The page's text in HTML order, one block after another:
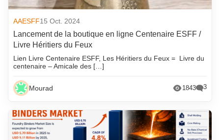
AAESFF15 Oct. 2024
Lancement de la boutique en ligne Centenaire ESFF /
Livre Héritiers du Feux
Lien Livre Centenaire ESFF, Les Héritiers du Feux = Livre du
centenaire – Amicale des […]
Mourad 1843 3